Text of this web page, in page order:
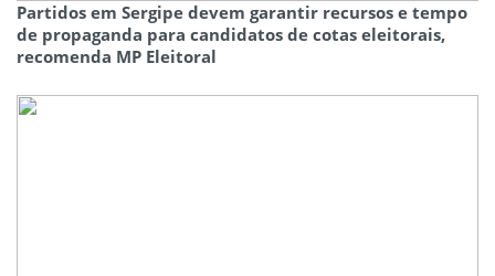
Partidos em Sergipe devem garantir recursos e tempo
de propaganda para candidatos de cotas eleitorais,
recomenda MP Eleitoral